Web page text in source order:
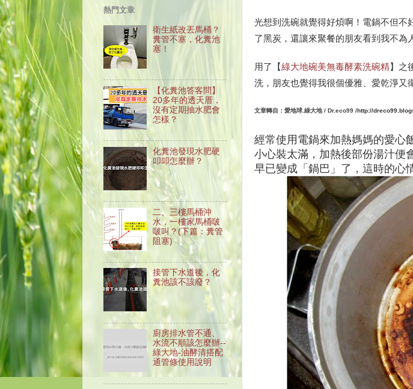
光想到洗碗就覺得好煩啊！電鍋不但不
了黑炭，還讓來聚餐的朋友看到我不
用了【綠大地碗美無毒酵素洗碗精】之
洗，朋友也覺得我很個優雅、愛乾淨又
文章轉自：愛地球.綠大地 / Dr.eco99 /http://
經常使用電鍋來加熱媽媽的愛心
小心裝太滿 ， 加熱後部份湯汁便
早已變成「鍋巴」了，這時的心
熱門文章
衛生紙改丟馬桶？
糞管不塞，化糞池
塞！
【化糞池答客問】
20多年的透天厝，
沒有定期抽水肥會
怎樣？
化糞池發現水肥硬
叩叩怎麼辦？
二、三樓馬桶沖
水，一樓家馬桶啵
啵叫？(下篇：糞管
阻塞)
接管下水道後，化
糞池該不該廢？
廚房排水管不通、
水流不順該怎麼辦--
綠大地-油酵清搭配
通管條使用說明